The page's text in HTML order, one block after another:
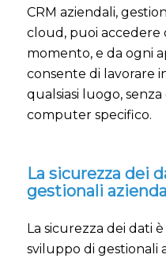
CRM aziendali,
cloud, puoi accedere
momento, e da ogni
consente di lavorare
qualsiasi luogo,
computer specifico.
La sicurezza dei
gestionali
La sicurezza dei dati
sviluppo di gestionali